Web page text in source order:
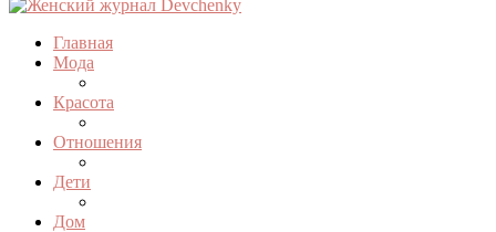
Главная
Мода
Красота
Отношения
Дети
Дом